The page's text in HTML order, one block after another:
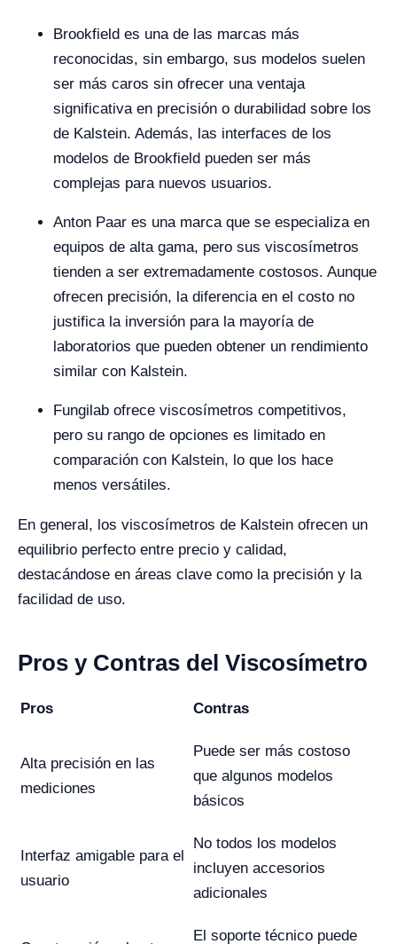
Brookfield es una de las marcas más
reconocidas, sin embargo, sus modelos suelen
ser más caros sin ofrecer una ventaja
significativa en precisión o durabilidad sobre los
de Kalstein. Además, las interfaces de los
modelos de Brookfield pueden ser más
complejas para nuevos usuarios.
Anton Paar es una marca que se especializa en
equipos de alta gama, pero sus viscosímetros
tienden a ser extremadamente costosos. Aunque
ofrecen precisión, la diferencia en el costo no
justifica la inversión para la mayoría de
laboratorios que pueden obtener un rendimiento
similar con Kalstein.
Fungilab ofrece viscosímetros competitivos,
pero su rango de opciones es limitado en
comparación con Kalstein, lo que los hace
menos versátiles.
En general, los viscosímetros de Kalstein ofrecen un
equilibrio perfecto entre precio y calidad,
destacándose en áreas clave como la precisión y la
facilidad de uso.
Pros y Contras del Viscosímetro
Pros Contras
Alta precisión en las
mediciones
Puede ser más costoso
que algunos modelos
básicos
Interfaz amigable para el
usuario
No todos los modelos
incluyen accesorios
adicionales
El soporte técnico puede